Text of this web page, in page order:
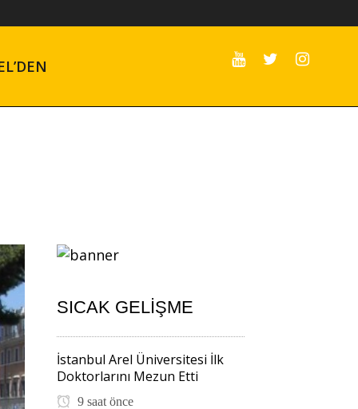
SICAK GELIŞME
İstanbul Arel Üniversitesi İlk
Doktorlarını Mezun Etti
9 saat önce